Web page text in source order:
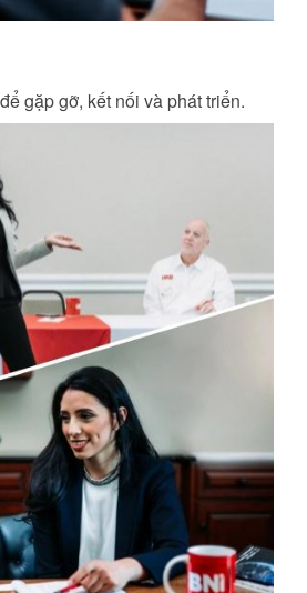
gặp gỡ, kết nối và phát triển.